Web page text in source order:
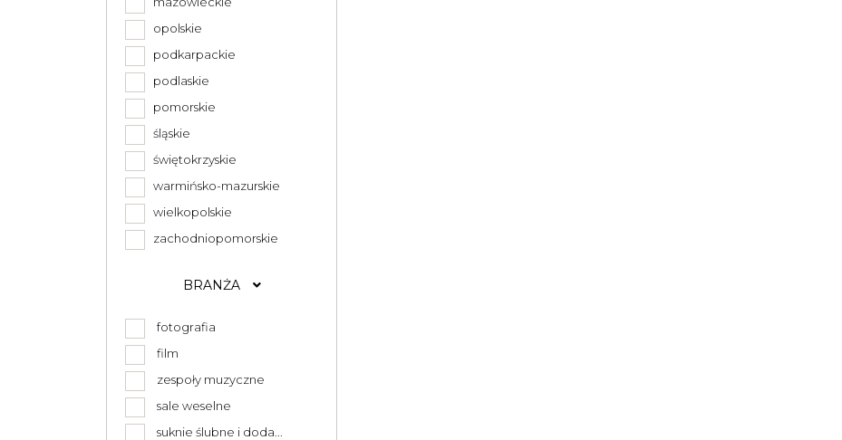
opolskie
podkarpackie
podlaskie
pomorskie
śląskie
świętokrzyskie
warmińsko-mazurskie
wielkopolskie
zachodniopomorskie
BRANŻA
fotografia
film
zespoły muzyczne
sale weselne
suknie ślubne i doda...